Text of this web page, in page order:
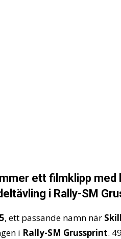
ett filmklipp
i Rally-SM
, ett passande namn när
i Rally-SM Grussprint.